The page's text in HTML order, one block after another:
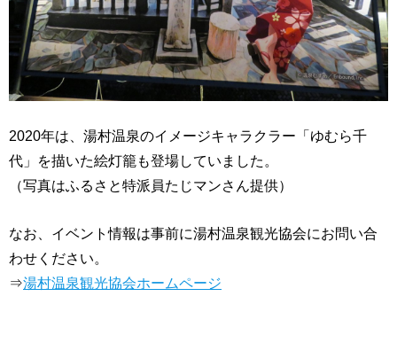
2020年は、湯村温泉のイメージキャラクラー「ゆむら千
代」を描いた絵灯籠も登場していました。
（写真はふるさと特派員たじマンさん提供）
なお、イベント情報は事前に湯村温泉観光協会にお問い合
わせください。
⇒湯村温泉観光協会ホームページ